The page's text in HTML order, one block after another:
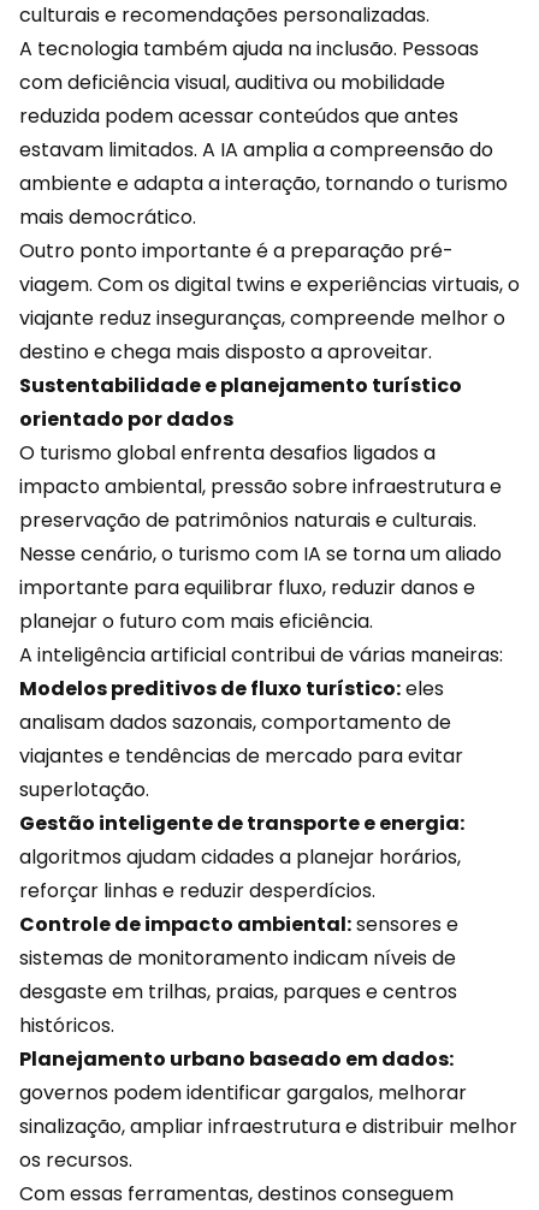
culturais e recomendações personalizadas.
A tecnologia também ajuda na inclusão. Pessoas
com deficiência visual, auditiva ou mobilidade
reduzida podem acessar conteúdos que antes
estavam limitados. A IA amplia a compreensão do
ambiente e adapta a interação, tornando o turismo
mais democrático.
Outro ponto importante é a preparação pré-
viagem. Com os digital twins e experiências virtuais, o
viajante reduz inseguranças, compreende melhor o
destino e chega mais disposto a aproveitar.
Sustentabilidade e planejamento turístico
orientado por dados
O turismo global enfrenta desafios ligados a
impacto ambiental, pressão sobre infraestrutura e
preservação de patrimônios naturais e culturais.
Nesse cenário, o turismo com IA se torna um aliado
importante para equilibrar fluxo, reduzir danos e
planejar o futuro com mais eficiência.
A inteligência artificial contribui de várias maneiras:
Modelos preditivos de fluxo turístico:eles
analisam dados sazonais, comportamento de
viajantes e tendências de mercado para evitar
superlotação.
Gestão inteligente de transporte eenergia:
algoritmos ajudam cidades a planejar horários,
reforçar linhas e reduzir desperdícios.
Controle de impacto ambiental:sensores e
sistemas de monitoramento indicam níveis de
desgaste em trilhas, praias, parques e centros
históricos.
Planejamento urbano baseado em dados:
governos podem identificar gargalos, melhorar
sinalização, ampliar infraestrutura e distribuir melhor
os recursos.
Com essas ferramentas, destinos conseguem